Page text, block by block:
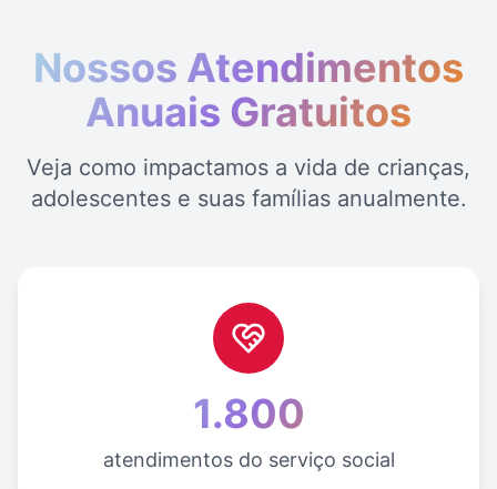
Nossos Atendimentos
Anuais Gratuitos
Veja como impactamos a vida de crianças,
adolescentes e suas famílias anualmente.
1.800
atendimentos do serviço social